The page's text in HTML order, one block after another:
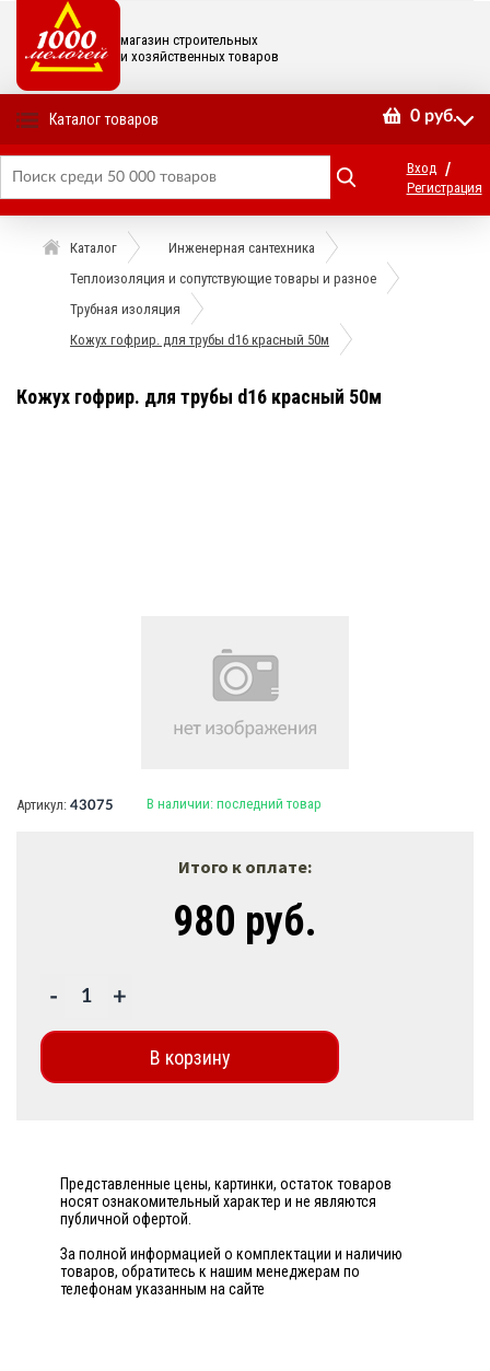
магазин строительных
и хозяйственных товаров
Каталог товаров 0 руб.
Вход /
Регистрация
Каталог
Инженерная сантехника
Теплоизоляция и сопутствующие товары и разное
Трубная изоляция
Кожух гофрир. для трубы d16 красный 50м
Кожух гофрир. для трубы d16 красный 50м
Артикул: 43075 В наличии: последний товар
Представленные цены, картинки, остаток товаров
носят ознакомительный характер и не являются
публичной офертой.
За полной информацией о комплектации и наличию
товаров, обратитесь к нашим менеджерам по
телефонам указанным на сайте
Итого к оплате:
980 руб.
+
-
В корзину